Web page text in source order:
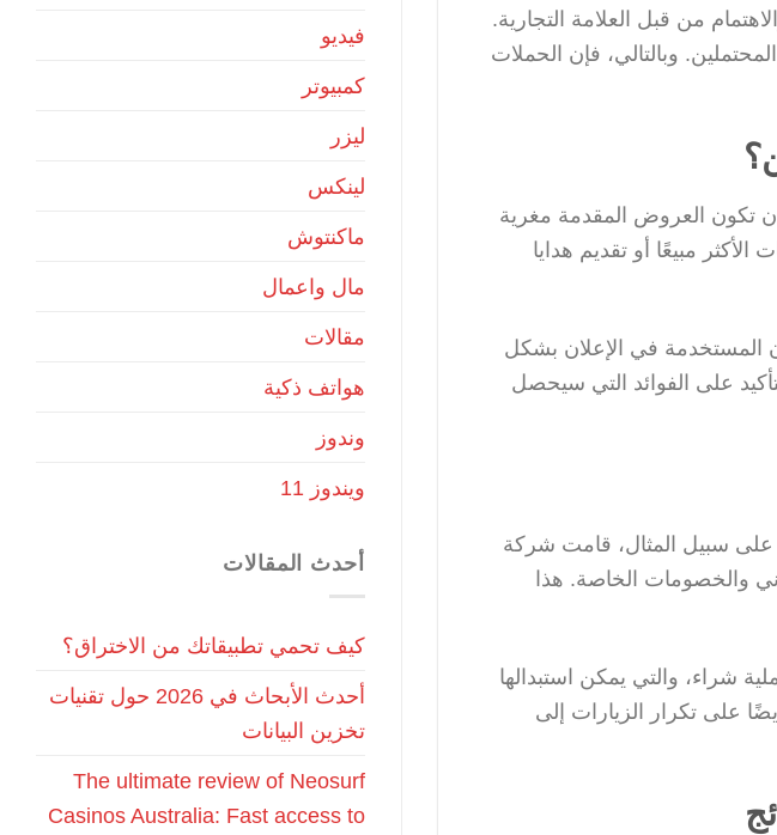
من قبل العلامة التجارية.
وبالتالي، فإن الحملات
تكون العروض المقدمة مغرية
مبيعًا أو تقديم هدايا
المستخدمة في الإعلان بشكل
على الفوائد التي سيحصل
على سبيل المثال، قامت شركة
والخصومات الخاصة. هذا
شراء، والتي يمكن استبدالها
على تكرار الزيارات إلى
فيديو
كمبيوتر
ليزر
لينكس
ماكنتوش
مال واعمال
مقالات
هواتف ذكية
وندوز
ويندوز 11
أحدث المقالات
كيف تحمي تطبيقاتك من الاختراق؟
أحدث الأبحاث في 2026 حول تقنيات
تخزين البيانات
The ultimate review of Neosurf
Casinos Australia: Fast access to